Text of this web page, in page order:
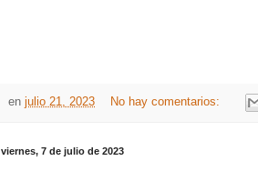
en julio 21, 2023 No hay comentarios:
viernes, 7 de julio de 2023